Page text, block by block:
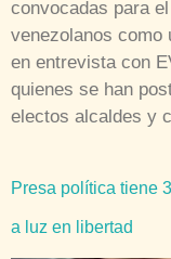
convocadas para
venezolanos como
en entrevista con
quienes se han
electos alcaldes y
Presa política tiene
a luz en libertad